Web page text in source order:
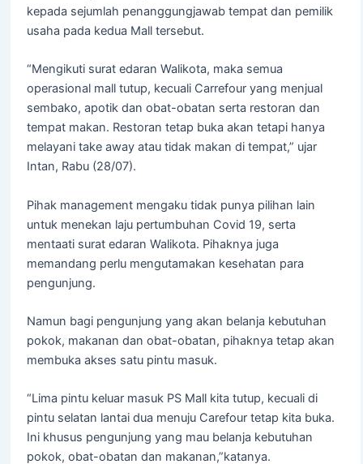
kepada sejumlah penanggungjawab tempat dan pemilik
usaha pada kedua Mall tersebut.
“Mengikuti surat edaran Walikota, maka semua
operasional mall tutup, kecuali Carrefour yang menjual
sembako, apotik dan obat-obatan serta restoran dan
tempat makan. Restoran tetap buka akan tetapi hanya
melayani take away atau tidak makan di tempat,” ujar
Intan, Rabu (28/07).
Pihak management mengaku tidak punya pilihan lain
untuk menekan laju pertumbuhan Covid 19, serta
mentaati surat edaran Walikota. Pihaknya juga
memandang perlu mengutamakan kesehatan para
pengunjung.
Namun bagi pengunjung yang akan belanja kebutuhan
pokok, makanan dan obat-obatan, pihaknya tetap akan
membuka akses satu pintu masuk.
“Lima pintu keluar masuk PS Mall kita tutup, kecuali di
pintu selatan lantai dua menuju Carefour tetap kita buka.
Ini khusus pengunjung yang mau belanja kebutuhan
pokok, obat-obatan dan makanan,”katanya.